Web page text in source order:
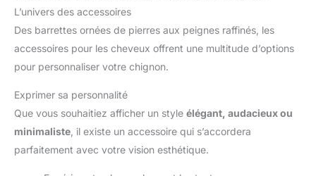
L’univers des accessoires
Des barrettes ornées de pierres aux peignes raffinés, les
accessoires pour les cheveux offrent une multitude d’options
pour personnaliser votre chignon.
Exprimer sa personnalité
Que vous souhaitiez afficher un style élégant, audacieux ou
minimaliste , il existe un accessoire qui s’accordera
parfaitement avec votre vision esthétique.